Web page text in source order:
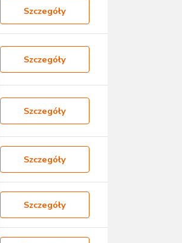
Szczegóły
Szczegóły
Szczegóły
Szczegóły
Szczegóły